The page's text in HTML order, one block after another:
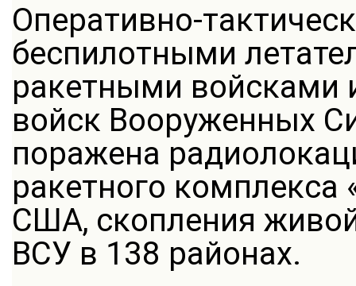
Оперативно-
беспилотными
ракетными войсками
войск Вооруженных
поражена
ракетного комплекса
США, скопления
ВСУ в 138 районах.